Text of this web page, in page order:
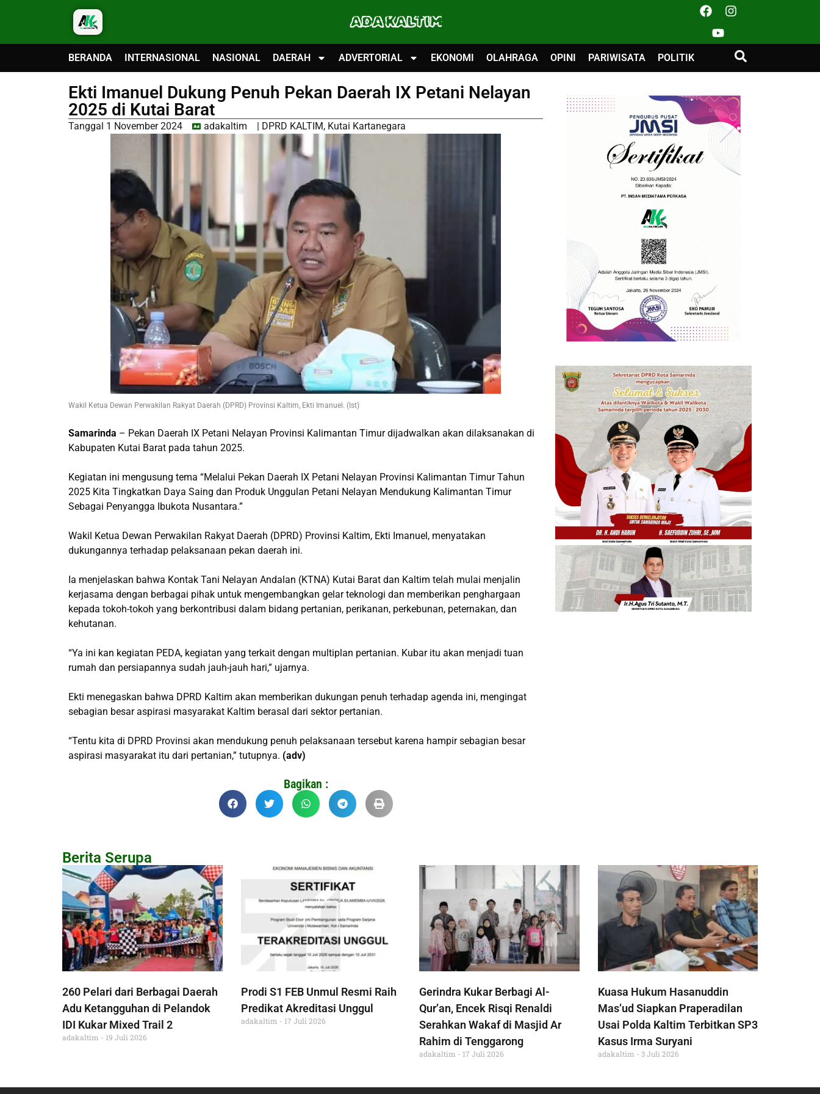
ADA KALTIM
BERANDA INTERNASIONAL NASIONAL DAERAH ADVERTORIAL EKONOMI OLAHRAGA OPINI PARIWISATA POLITIK
Ekti Imanuel Dukung Penuh Pekan Daerah IX Petani Nelayan
2025 di Kutai Barat
Tanggal 1 November 2024 adakaltim | DPRD KALTIM, Kutai Kartanegara
Wakil Ketua Dewan Perwakilan Rakyat Daerah (DPRD) Provinsi Kaltim, Ekti Imanuel. (Ist)
Samarinda – Pekan Daerah IX Petani Nelayan Provinsi Kalimantan Timur dijadwalkan akan dilaksanakan di
Kabupaten Kutai Barat pada tahun 2025.
Kegiatan ini mengusung tema “Melalui Pekan Daerah IX Petani Nelayan Provinsi Kalimantan Timur Tahun
2025 Kita Tingkatkan Daya Saing dan Produk Unggulan Petani Nelayan Mendukung Kalimantan Timur
Sebagai Penyangga Ibukota Nusantara.”
Wakil Ketua Dewan Perwakilan Rakyat Daerah (DPRD) Provinsi Kaltim, Ekti Imanuel, menyatakan
dukungannya terhadap pelaksanaan pekan daerah ini.
Ia menjelaskan bahwa Kontak Tani Nelayan Andalan (KTNA) Kutai Barat dan Kaltim telah mulai menjalin
kerjasama dengan berbagai pihak untuk mengembangkan gelar teknologi dan memberikan penghargaan
kepada tokoh-tokoh yang berkontribusi dalam bidang pertanian, perikanan, perkebunan, peternakan, dan
kehutanan.
“Ya ini kan kegiatan PEDA, kegiatan yang terkait dengan multiplan pertanian. Kubar itu akan menjadi tuan
rumah dan persiapannya sudah jauh-jauh hari,” ujarnya.
Ekti menegaskan bahwa DPRD Kaltim akan memberikan dukungan penuh terhadap agenda ini, mengingat
sebagian besar aspirasi masyarakat Kaltim berasal dari sektor pertanian.
“Tentu kita di DPRD Provinsi akan mendukung penuh pelaksanaan tersebut karena hampir sebagian besar
aspirasi masyarakat itu dari pertanian,” tutupnya. (adv)
Bagikan :
Berita Serupa
260 Pelari dari Berbagai Daerah
Adu Ketangguhan di Pelandok
IDI Kukar Mixed Trail 2
adakaltim 19 Juli 2026
Prodi S1 FEB Unmul Resmi Raih
Predikat Akreditasi Unggul
adakaltim 17 Juli 2026
Gerindra Kukar Berbagi Al-
Qur’an, Encek Risqi Renaldi
Serahkan Wakaf di Masjid Ar
Rahim di Tenggarong
adakaltim 17 Juli 2026
Kuasa Hukum Hasanuddin
Mas’ud Siapkan Praperadilan
Usai Polda Kaltim Terbitkan SP3
Kasus Irma Suryani
adakaltim 3 Juli 2026